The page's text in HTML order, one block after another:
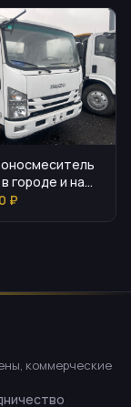
городе и на
₽
коммерческие